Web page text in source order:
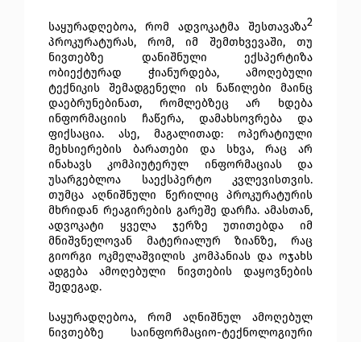
საყურადღებოა, რომ ადვოკატმა შესთავაზა2
პროკურატურას, რომ, იმ შემთხვევაში, თუ
ნივთებზე დანიშნული ექსპერტიზა
ობიექტურად ჭიანურდება, ამოღებული
ტექნიკის შემადგენელი ის ნაწილები მაინც
დაებრუნებინათ, რომლებზეც არ ხდება
ინფორმაციის ჩაწერა, დამახსოვრება და
ფიქსაცია. ასე, მაგალითად: ოპერატიული
მეხსიერების ბარათები და სხვა, რაც არ
ინახავს კომპიუტერულ ინფორმაციას და
უსარგებლოა საექსპერტო კვლევისთვის.
თუმცა აღნიშნული წერილიც პროკურატურის
მხრიდან რეაგირების გარეშე დარჩა. ამასთან,
ადვოკატი ყველა ჯერზეუთითებდა იმ
მნიშვნელოვან მატერიალურ ზიანზე, რაც
გიორგი ოკმელაშვილის კომპანიას და ოჯახს
ადგება ამოღებული ნივთების დაყოვნების
შედეგად.
საყურადღებოა, რომ აღნიშნულ ამოღებულ
ნივთებზე საინფორმაციო-ტექნოლოგიური